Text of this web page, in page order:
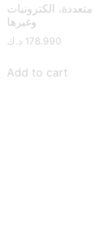
الكترونيات
وغيرها
178.990 د.ك
Add to cart